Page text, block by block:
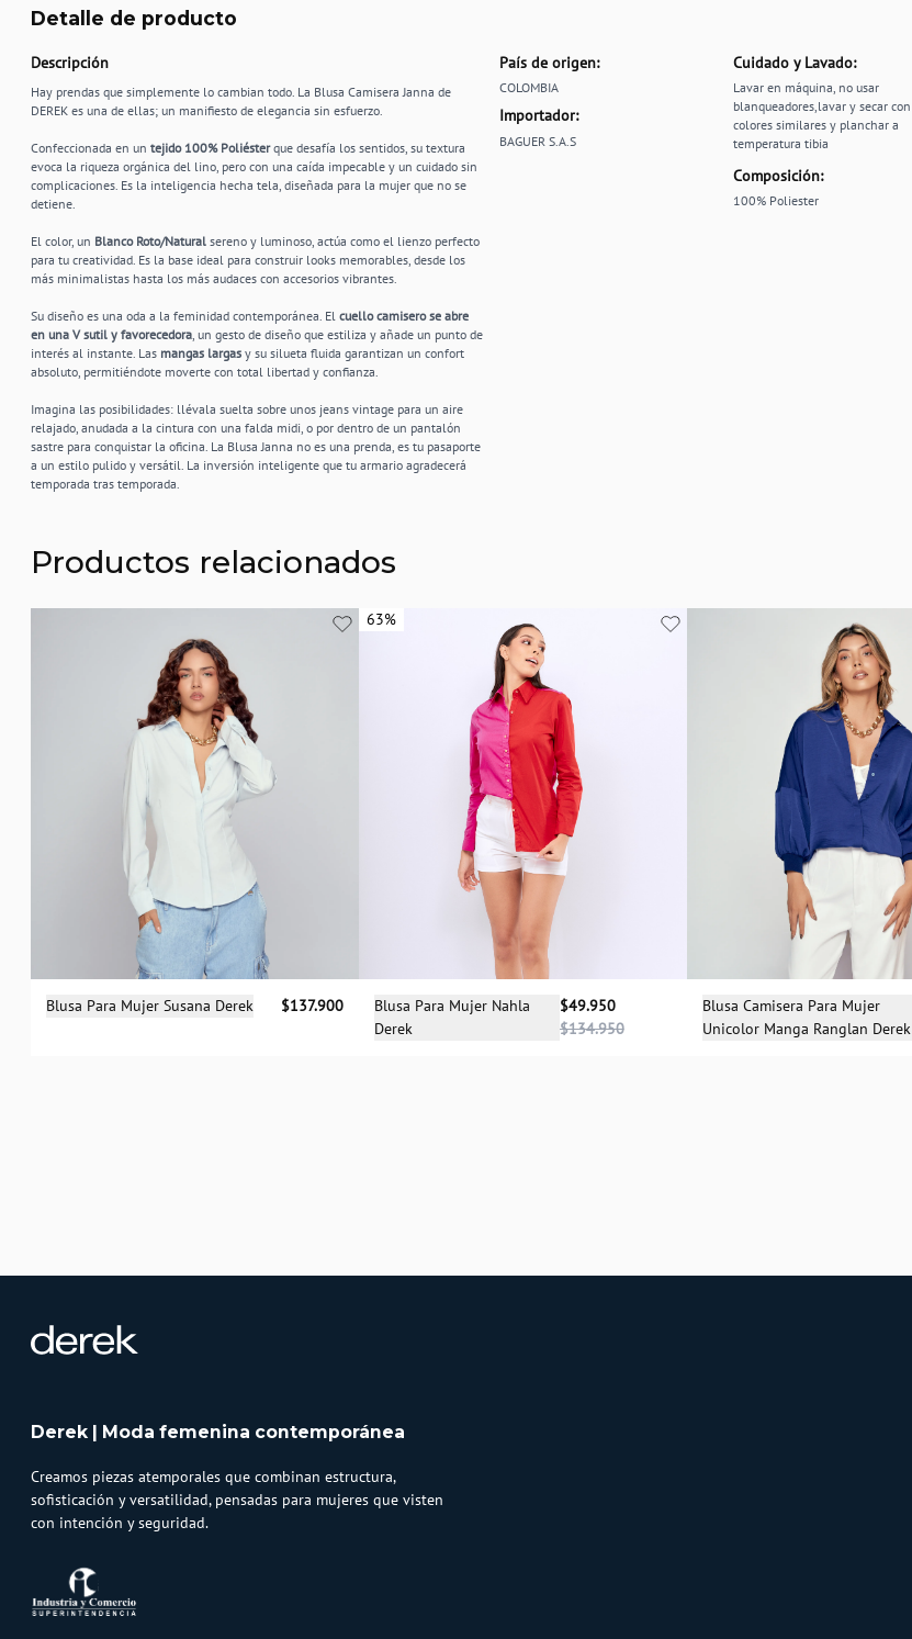
Detalle de producto
Descripción
Hay prendas que simplemente lo cambian todo. La Blusa Camisera Janna de
DEREK es una de ellas; un manifiesto de elegancia sin esfuerzo.
Confeccionada en un tejido 100% Poliésterque desafía los sentidos, su textura
evoca la riqueza orgánica del lino, pero con una caída impecable y un cuidado sin
complicaciones. Es la inteligencia hecha tela, diseñada para la mujer que no se
detiene.
El color, un Blanco Roto/Natural sereno y luminoso, actúa como el lienzo perfecto
para tu creatividad. Es la base ideal para construir looks memorables, desde los
más minimalistas hasta los más audaces con accesorios vibrantes.
Su diseño es una oda a la feminidad contemporánea. El cuello camisero se abre
en una V sutil y favorecedora , un gesto de diseño que estiliza y añade un punto de
interés al instante. Las mangas largas y su silueta fluida garantizan un confort
absoluto, permitiéndote moverte con total libertad y confianza.
Imagina las posibilidades: llévala suelta sobre unos jeans vintage para un aire
relajado, anudada a la cintura con una falda midi, o por dentro de un pantalón
sastre para conquistar la oficina. La Blusa Janna no es una prenda, es tu pasaporte
a un estilo pulido y versátil. La inversión inteligente que tu armario agradecerá
temporada tras temporada.
País de origen:
COLOMBIA
Importador:
BAGUER S.A.S
Cuidado y Lavado:
Lavar en máquina, no usar
blanqueadores,lavar y secar con
colores similares y planchar a
temperatura tibia
Composición:
100% Poliester
Productos relacionados
Selecciona una talla
Blusa Para Mujer Susana Derek $137.900
63%
63%
Selecciona una talla
Blusa Para Mujer Nahla
Derek
$49.950
$134.950
Selecciona una talla
S
Blusa Camisera Para Mujer
Unicolor Manga Ranglan Derek
Derek | Moda femenina contemporánea
Creamos piezas atemporales que combinan estructura,
sofisticación y versatilidad, pensadas para mujeres que visten
con intención y seguridad.